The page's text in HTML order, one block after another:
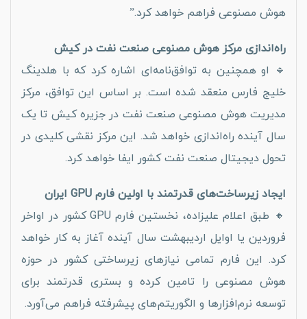
هوش مصنوعی فراهم خواهد کرد.”
راه‌اندازی مرکز هوش مصنوعی صنعت نفت در کیش
🔹 او همچنین به توافق‌نامه‌ای اشاره کرد که با هلدینگ
خلیج فارس منعقد شده است. بر اساس این توافق، مرکز
مدیریت هوش مصنوعی صنعت نفت در جزیره کیش تا یک
سال آینده راه‌اندازی خواهد شد. این مرکز نقشی کلیدی در
تحول دیجیتال صنعت نفت کشور ایفا خواهد کرد.
ایجاد زیرساخت‌های قدرتمند با اولین فارم GPU ایران
🔸 طبق اعلام علیزاده، نخستین فارم GPU کشور در اواخر
فروردین یا اوایل اردیبهشت سال آینده آغاز به کار خواهد
کرد. این فارم تمامی نیازهای زیرساختی کشور در حوزه
هوش مصنوعی را تامین کرده و بستری قدرتمند برای
توسعه نرم‌افزارها و الگوریتم‌های پیشرفته فراهم می‌آورد.